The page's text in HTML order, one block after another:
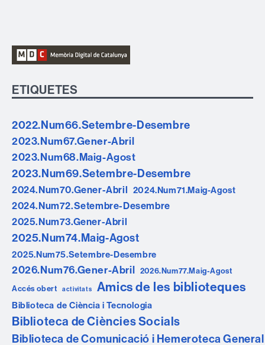
ETIQUETES
2022.Num66.Setembre-Desembre
2023.Num67.Gener-Abril
2023.Num68.Maig-Agost
2023.Num69.Setembre-Desembre
2024.Num70.Gener-Abril 2024.Num71.Maig-Agost
2024.Num72.Setembre-Desembre
2025.Num73.Gener-Abril
2025.Num74.Maig-Agost
2025.Num75.Setembre-Desembre
2026.Num76.Gener-Abril 2026.Num77.Maig-Agost
Accés obert
activitats Amics de les biblioteques
Biblioteca de Ciència i Tecnologia
Biblioteca de Ciències Socials
Biblioteca de Comunicació i Hemeroteca General